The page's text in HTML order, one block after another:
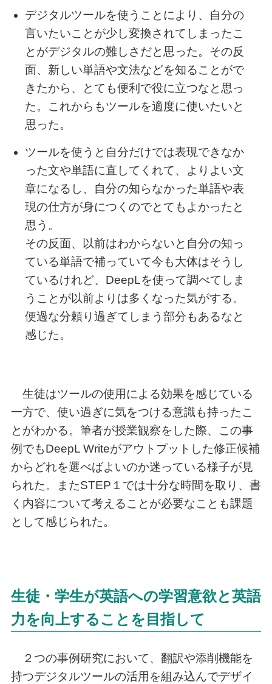
デジタルツールを使うことにより、自分の
言いたいことが少し変換されてしまったこ
とがデジタルの難しさだと思った。その反
面、新しい単語や文法などを知ることがで
きたから、とても便利で役に立つなと思っ
た。これからもツールを適度に使いたいと
思った。
ツールを使うと自分だけでは表現できなか
った文や単語に直してくれて、よりよい文
章になるし、自分の知らなかった単語や表
現の仕方が身につくのでとてもよかったと
思う。
その反面、以前はわからないと自分の知っ
ている単語で補っていて今も大体はそうし
ているけれど、DeepLを使って調べてしま
うことが以前よりは多くなった気がする。
便過な分頼り過ぎてしまう部分もあるなと
感じた。
生徒はツールの使用による効果を感じている
一方で、使い過ぎに気をつける意識も持ったこ
とがわかる。筆者が授業観察をした際、この事
例でもDeepL Writeがアウトプットした修正候補
からどれを選べばよいのか迷っている様子が見
られた。またSTEP１では十分な時間を取り、書
く内容について考えることが必要なことも課題
として感じられた。
生徒・学生が英語への学習意欲と英語
力を向上することを目指して
２つの事例研究において、翻訳や添削機能を
持つデジタルツールの活用を組み込んでデザイ